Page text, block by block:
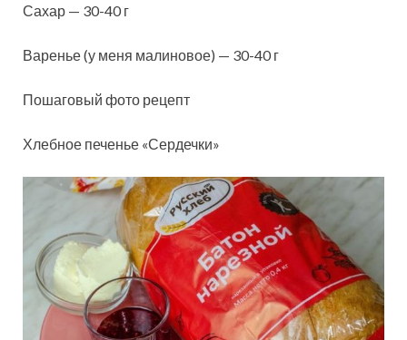
Сахар — 30-40 г
Варенье (у меня малиновое) — 30-40 г
Пошаговый фото рецепт
Хлебное печенье «Сердечки»